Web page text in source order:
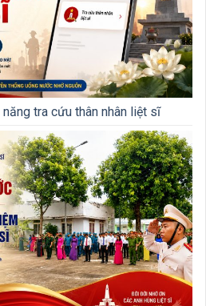
tra cứu thân nhân liệt sĩ